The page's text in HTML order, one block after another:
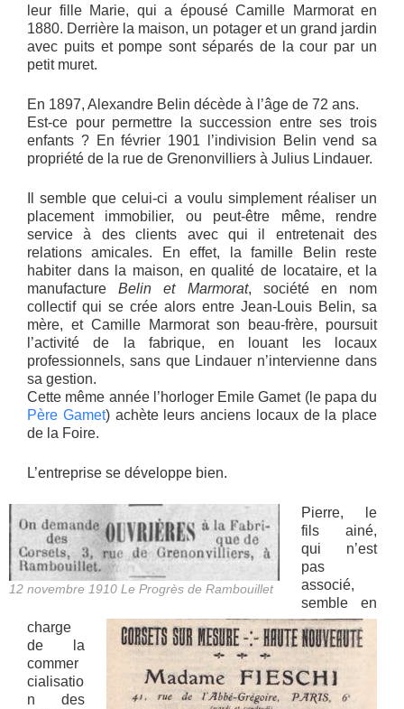
leur fille Marie, qui a épousé Camille Marmorat en
1880. Derrière la maison, un potager et un grand jardin
avec puits et pompe sont séparés de la cour par un
petit muret.
En 1897, Alexandre Belin décède à l’âge de 72 ans.
Est-ce pour permettre la succession entre ses trois
enfants ? En février 1901 l’indivision Belin vend sa
propriété de la rue de Grenonvilliers à Julius Lindauer.
Il semble que celui-ci a voulu simplement réaliser un
placement immobilier, ou peut-être même, rendre
service à des clients avec qui il entretenait des
relations amicales. En effet, la famille Belin reste
habiter dans la maison, en qualité de locataire, et la
manufactureBelin et Marmorat, société en nom
collectif qui se crée alors entre Jean-Louis Belin, sa
mère, et Camille Marmorat son beau-frère, poursuit
l’activité de la fabrique, en louant les locaux
professionnels, sans que Lindauer n’intervienne dans
sa gestion.
Cette même année l’horloger Emile Gamet (le papa du
Père Gamet) achète leurs anciens locaux de la place
de la Foire.
L’entreprise se développe bien.
12 novembre 1910 Le Progrès de Rambouillet
Pierre, le
fils ainé,
qui n’est
pas
associé,
semble en
charge
de la
commer
cialisatio
n des